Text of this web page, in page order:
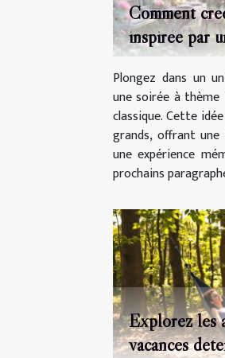
Comment
inspirée par
classique ?
Plongez dans un
une soirée à
classique. Cette
grands, offrant
une expérience
prochains
Explorez les
vacances